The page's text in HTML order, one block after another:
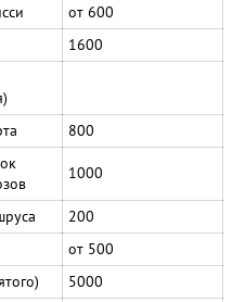
от 600
1600
800
1000
200
от 500
5000